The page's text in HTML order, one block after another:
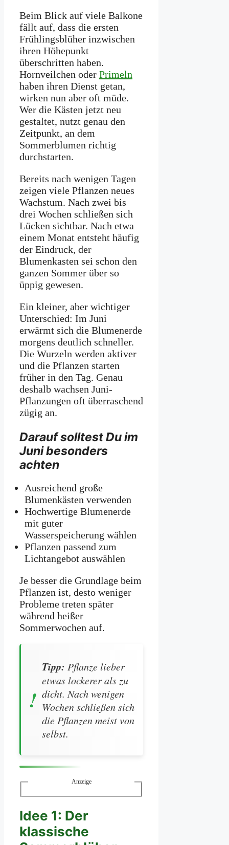
Beim Blick auf viele Balkone
fällt auf, dass die ersten
Frühlingsblüher inzwischen
ihren Höhepunkt
überschritten haben.
Hornveilchen oder Primeln
haben ihren Dienst getan,
wirken nun aber oft müde.
Wer die Kästen jetzt neu
gestaltet, nutzt genau den
Zeitpunkt, an dem
Sommerblumen richtig
durchstarten.
Bereits nach wenigen Tagen
zeigen viele Pflanzen neues
Wachstum. Nach zwei bis
drei Wochen schließen sich
Lücken sichtbar. Nach etwa
einem Monat entsteht häufig
der Eindruck, der
Blumenkasten sei schon den
ganzen Sommer über so
üppig gewesen.
Ein kleiner, aber wichtiger
Unterschied: Im Juni
erwärmt sich die Blumenerde
morgens deutlich schneller.
Die Wurzeln werden aktiver
und die Pflanzen starten
früher in den Tag. Genau
deshalb wachsen Juni-
Pflanzungen oft überraschend
zügig an.
Darauf solltest Du im
Juni besonders
achten
Ausreichend große
Blumenkästen verwenden
Hochwertige Blumenerde
mit guter
Wasserspeicherung wählen
Pflanzen passend zum
Lichtangebot auswählen
Je besser die Grundlage beim
Pflanzen ist, desto weniger
Probleme treten später
während heißer
Sommerwochen auf.
Tipp: Pflanze lieber
etwas lockerer als zu
dicht. Nach wenigen
Wochen schließen sich
die Pflanzen meist von
selbst.
Anzeige
Idee 1: Der
klassische